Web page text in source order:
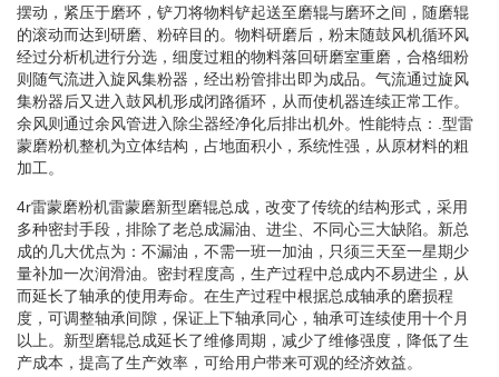
摆动，紧压于磨环，铲刀将物料铲起送至磨辊与磨环之间，随磨辊
的滚动而达到研磨、粉碎目的。物料研磨后，粉末随鼓风机循环风
经过分析机进行分选，细度过粗的物料落回研磨室重磨，合格细粉
则随气流进入旋风集粉器，经出粉管排出即为成品。气流通过旋风
集粉器后又进入鼓风机形成闭路循环，从而使机器连续正常工作。
余风则通过余风管进入除尘器经净化后排出机外。性能特点：.型雷
蒙磨粉机整机为立体结构，占地面积小，系统性强，从原材料的粗
加工。
4r雷蒙磨粉机雷蒙磨新型磨辊总成，改变了传统的结构形式，采用
多种密封手段，排除了老总成漏油、进尘、不同心三大缺陷。新总
成的几大优点为：不漏油，不需一班一加油，只须三天至一星期少
量补加一次润滑油。密封程度高，生产过程中总成内不易进尘，从
而延长了轴承的使用寿命。在生产过程中根据总成轴承的磨损程
度，可调整轴承间隙，保证上下轴承同心，轴承可连续使用十个月
以上。新型磨辊总成延长了维修周期，减少了维修强度，降低了生
产成本，提高了生产效率，可给用户带来可观的经济效益。